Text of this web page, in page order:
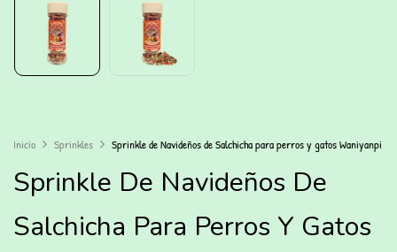
Inicio Sprinkles Sprinkle de Navideños de Salchicha para perros y gatos Waniyanpi
Sprinkle De Navideños De
Salchicha Para Perros Y Gatos